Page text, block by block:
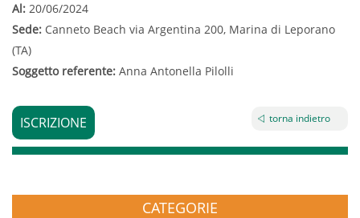
Al: 20/06/2024
Sede: Canneto Beach via Argentina 200, Marina di Leporano
(TA)
Soggetto referente: Anna Antonella Pilolli
ISCRIZIONE torna indietro
CATEGORIE